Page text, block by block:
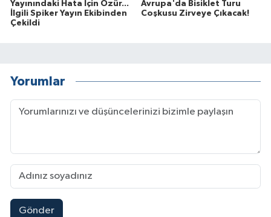
Yayınındaki Hata İçin Özür...
İlgili Spiker Yayın Ekibinden
Çekildi
Avrupa'da Bisiklet Turu
Coşkusu Zirveye Çıkacak!
Yorumlar
Gönder